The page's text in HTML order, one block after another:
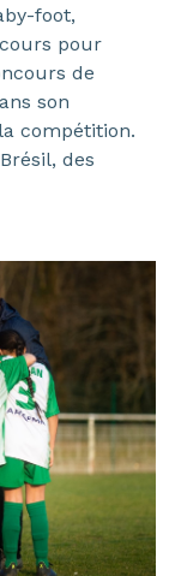
foot,
pour
de
son
compétition.
des